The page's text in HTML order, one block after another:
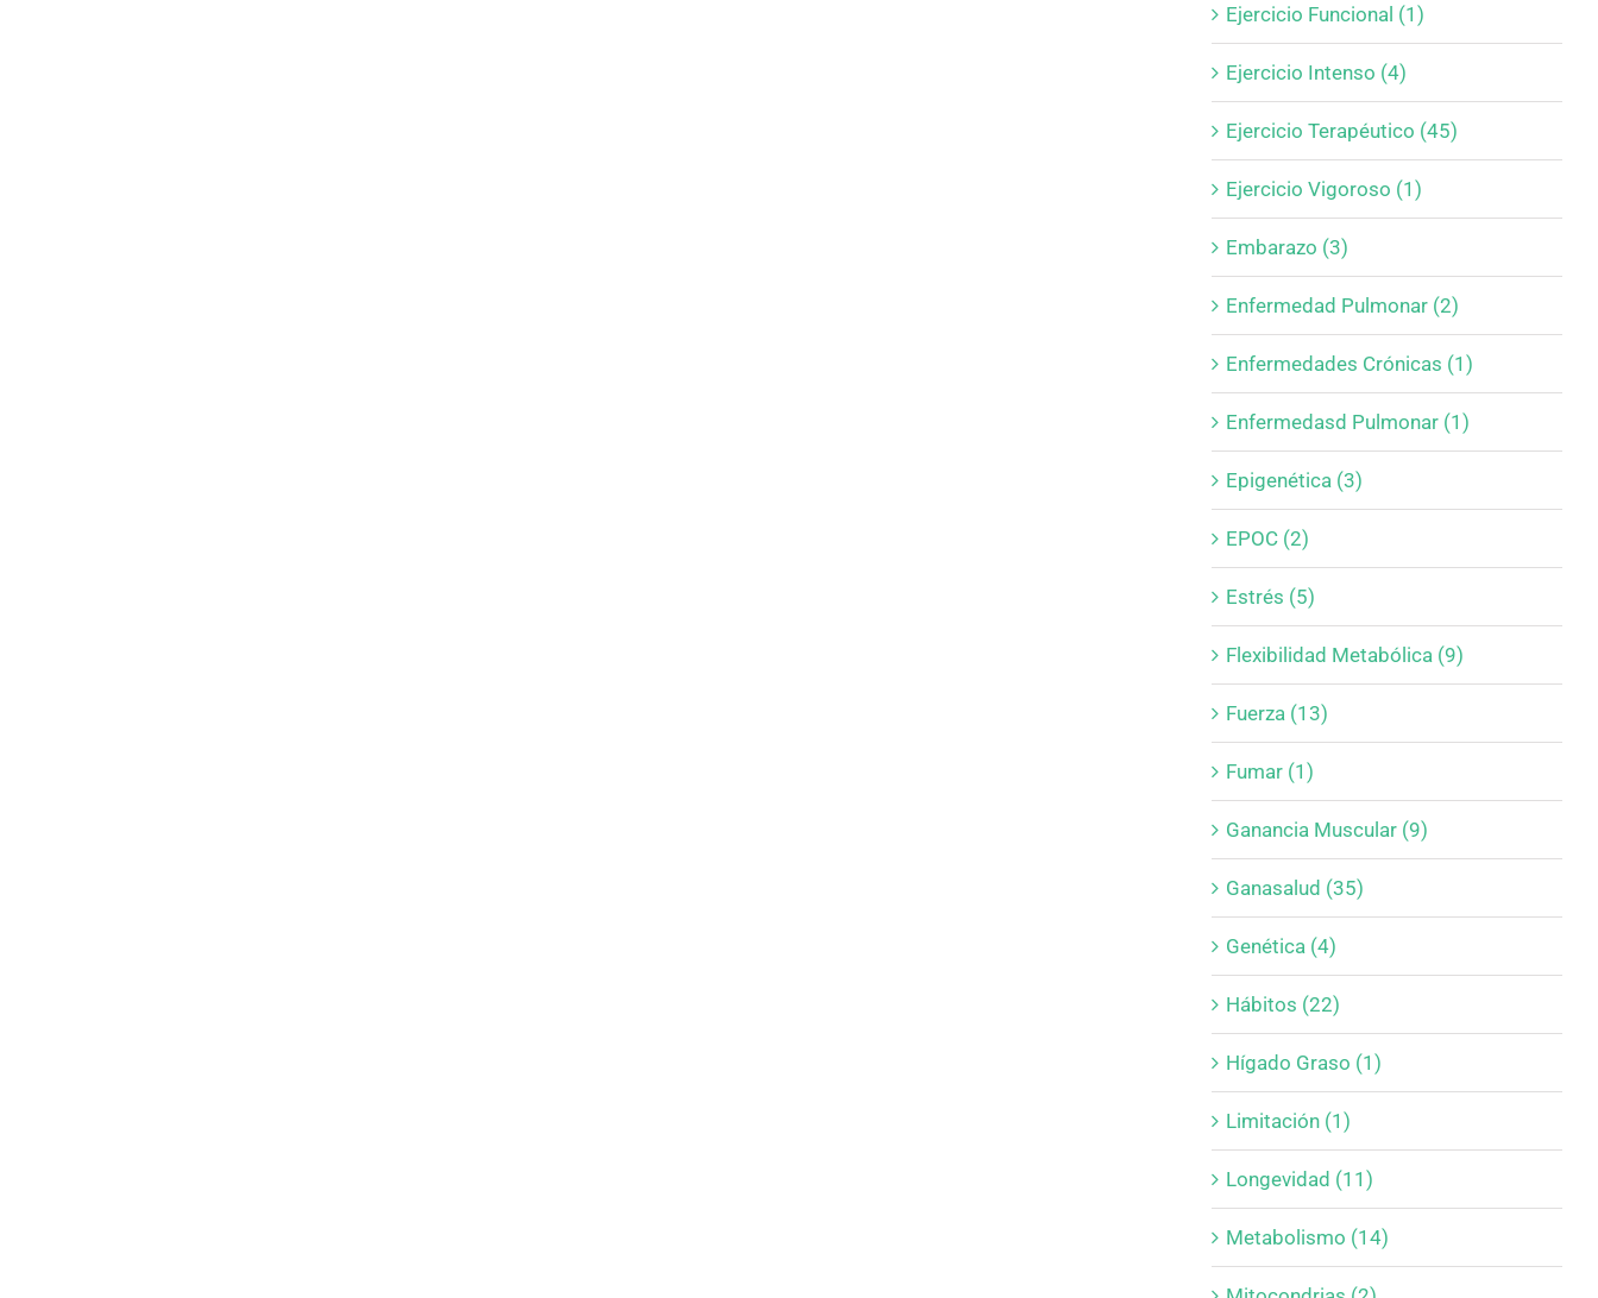
Ejercicio Funcional (1)
Ejercicio Intenso (4)
Ejercicio Terapéutico (45)
Ejercicio Vigoroso (1)
Embarazo (3)
Enfermedad Pulmonar (2)
Enfermedades Crónicas (1)
Enfermedasd Pulmonar (1)
Epigenética (3)
EPOC (2)
Estrés (5)
Flexibilidad Metabólica (9)
Fuerza (13)
Fumar (1)
Ganancia Muscular (9)
Ganasalud (35)
Genética (4)
Hábitos (22)
Hígado Graso (1)
Limitación (1)
Longevidad (11)
Metabolismo (14)